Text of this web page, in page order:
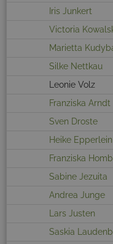
Iris Junkert
Victoria
Marietta
Silke Nettkau
Leonie Volz
Franziska Arndt
Sven Droste
Heike Epperlein
Franziska
Sabine Jezuita
Andrea Junge
Lars Justen
Saskia